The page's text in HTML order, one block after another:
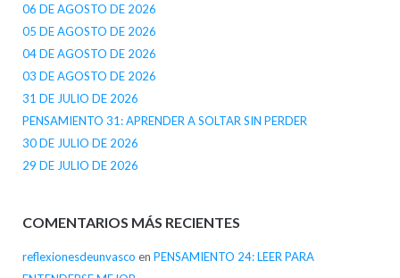
06 DE AGOSTO DE 2026
05 DE AGOSTO DE 2026
04 DE AGOSTO DE 2026
03 DE AGOSTO DE 2026
31 DE JULIO DE 2026
PENSAMIENTO 31: APRENDER A SOLTAR SIN PERDER
30 DE JULIO DE 2026
29 DE JULIO DE 2026
COMENTARIOS MÁS RECIENTES
reflexionesdeunvasco en PENSAMIENTO 24: LEER PARA